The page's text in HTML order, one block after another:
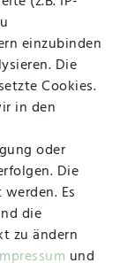
einzubinden
Die
Cookies.
in den
oder
Die
Es
die
zu ändern
und